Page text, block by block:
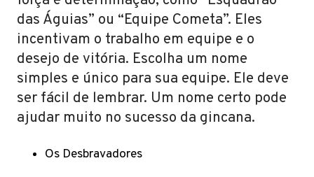
das Águias” ou “Equipe Cometa”. Eles
incentivam o trabalho em equipe e o
desejo de vitória. Escolha um nome
simples e único para sua equipe. Ele deve
ser fácil de lembrar. Um nome certo pode
ajudar muito no sucesso da gincana.
Os Desbravadores